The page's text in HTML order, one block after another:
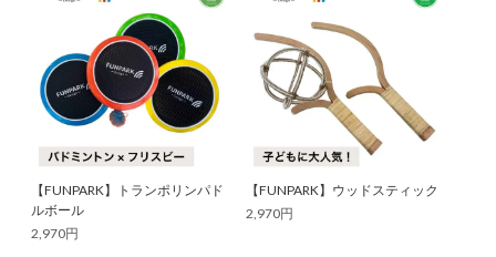
【FUNPARK】トランポリンパド
ルボール
2,970円
【FUNPARK】ウッドスティック
2,970円